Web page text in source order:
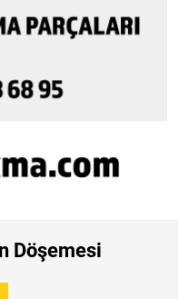
Döşemesi